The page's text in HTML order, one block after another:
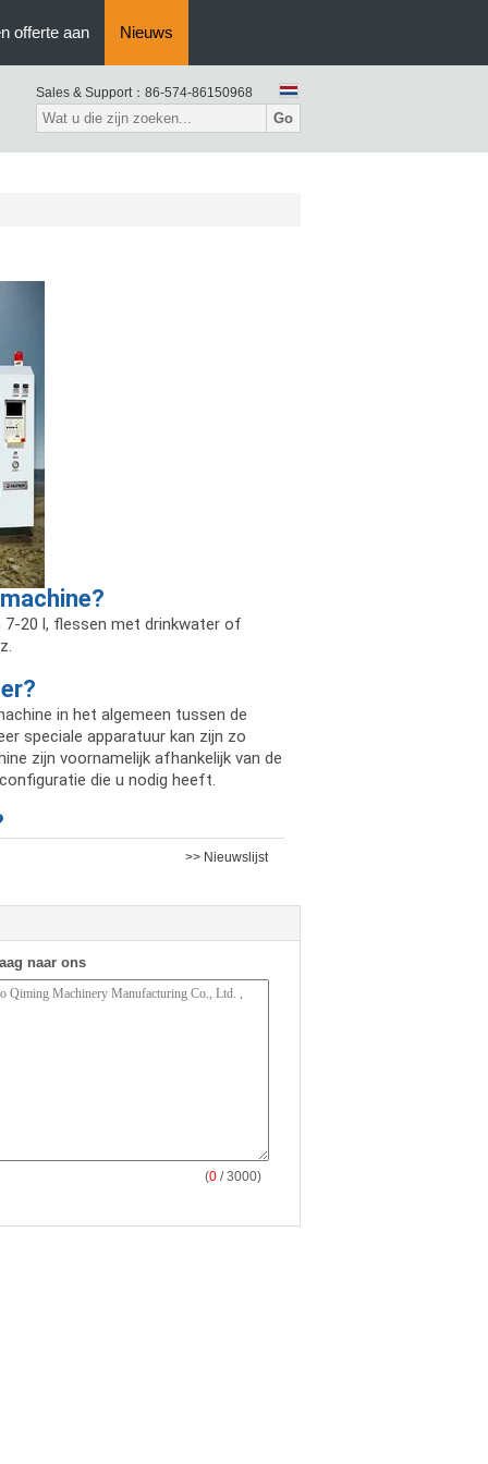
offerte aan Nieuws
Sales & Support： 86-574-86150968
Go
7-20 l, flessen met drinkwater of
in het algemeen tussen de
speciale apparatuur kan zijn zo
zijn voornamelijk afhankelijk van de
die u nodig heeft.
>> Nieuwslijst
naar ons
(0 / 3000)